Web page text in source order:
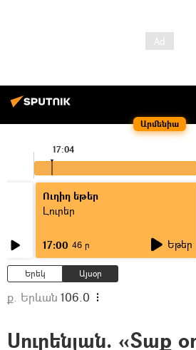
Արմենիա
17:04
Ուղիղ եթեր
Լուրեր
17:00 46 ր Եթեր
Երեկ Այսօր
ք. Երևան 106.0
Սուրենյան. «Տաք